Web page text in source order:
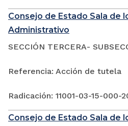
Consejo de Estado Sala de
Administrativo
SECCIÓN TERCERA-
Referencia: Acción de tutela
Radicación: 11001-03-15-000-
Consejo de Estado Sala de